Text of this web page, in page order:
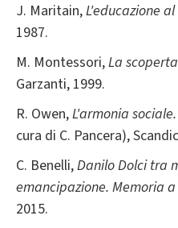
J. Maritain,L'educazione
1987.
M. Montessori,La
Garzanti, 1999.
R. Owen,L'armonia
cura di C. Pancera),
C. Benelli,Danilo Dolci tra
emancipazione. Memoria
2015.